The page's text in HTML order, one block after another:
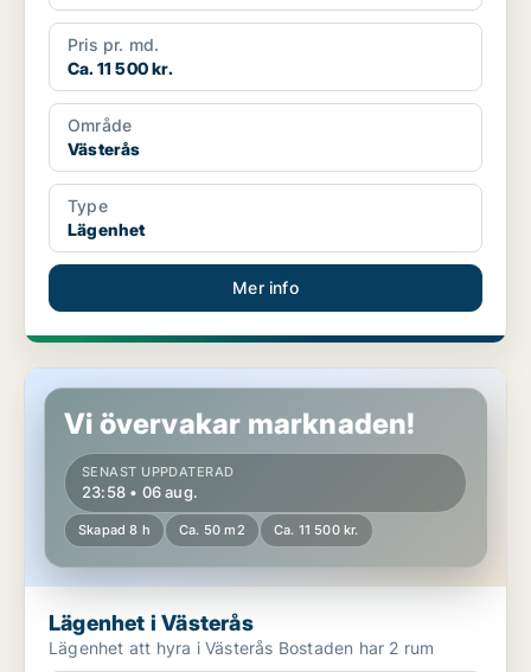
Pris pr. md.
Ca. 11 500 kr.
Område
Västerås
Type
Lägenhet
Mer info
Lägenhet i Västerås
Vi övervakar marknaden!
SENAST UPPDATERAD
23:58 • 06 aug.
Skapad 8 h Ca. 50 m2 Ca. 11 500 kr.
Lägenhet i Västerås
Lägenhet att hyra i Västerås Bostaden har 2 rum